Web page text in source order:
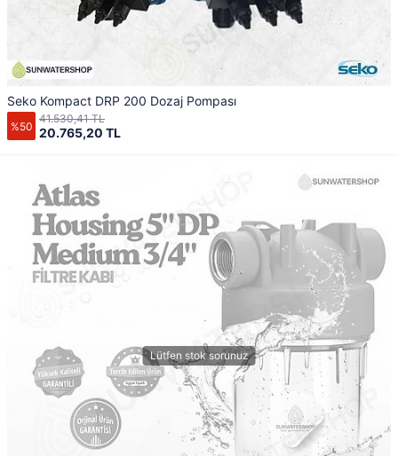
Seko Kompact DRP 200 Dozaj Pompası
%50 20.765,20 TL
41.530,41 TL